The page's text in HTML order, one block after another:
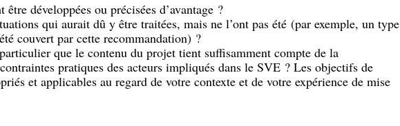
développées ou précisées d’avantage ?
qui aurait dû y être traitées, mais ne l’ont pas été (par exemple, un type
couvert par cette recommandation) ?
que le contenu du projet tient suffisamment compte de la
pratiques des acteurs impliqués dans le SVE ? Les objectifs de
et applicables au regard de votre contexte et de votre expérience de mise